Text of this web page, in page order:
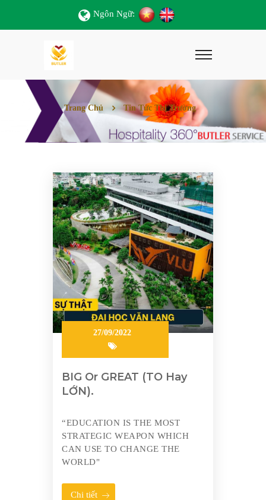
Ngôn Ngữ:
Trang Chủ Tin Tức Thị Trường
27/09/2022
BIG Or GREAT (TO Hay
LỚN).
“EDUCATION IS THE MOST
STRATEGIC WEAPON WHICH
CAN USE TO CHANGE THE
WORLD"
Chi tiết